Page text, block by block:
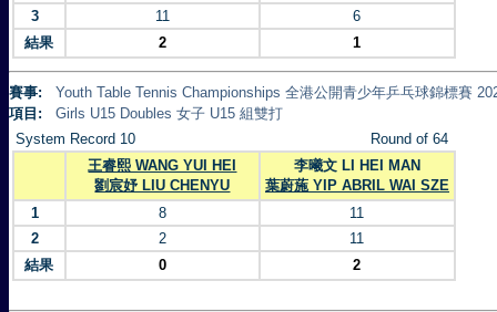
3
11
6
結果
2 1
賽事:
Youth Table Tennis Championships 全港公開青少年乒乓球錦標賽
項目:
Girls U15 Doubles 女子 U15 組雙打
System Record 10
Round of 64
王睿熙 WANG YUI HEI
劉宸妤 LIU CHENYU
李曦文 LI HEI MAN
葉蔚葹 YIP ABRIL WAI SZE
1
8
11
2
2
11
結果
0 2